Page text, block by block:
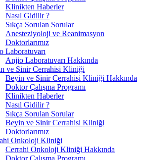
Klinikten Haberler
Nasıl Gidilir ?
Sıkça Sorulan Sorular
Anesteziyoloji ve Reanimasyon
Doktorlarımız
Laboratuvarı
Anjio Laboratuvarı Hakkında
ve Sinir Cerrahisi Kliniği
Beyin ve Sinir Cerrahisi Kliniği Hakkında
Doktor Çalışma Programı
Klinikten Haberler
Nasıl Gidilir ?
Sıkça Sorulan Sorular
Beyin ve Sinir Cerrahisi Kliniği
Doktorlarımız
Onkoloji Kliniği
Cerrahi Onkoloji Kliniği Hakkında
Doktor Çalışma Programı